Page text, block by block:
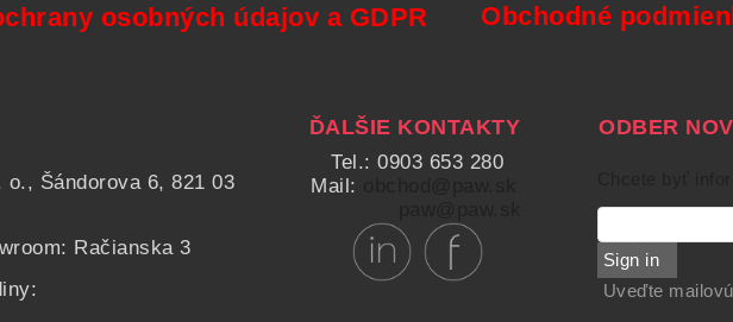
osobných údajov a GDPR Obchodné
o., Šándorova 6, 821 03
Račianska 3
ĎALŠIE KONTAKTY
Tel.: 0903 653 280
Mail:
ODBER
Sign in
Uveďte